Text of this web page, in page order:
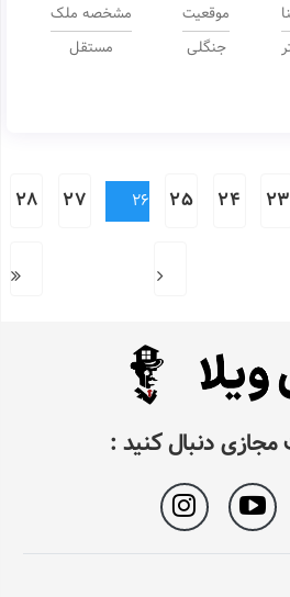
موقعیت
جنگلی
مشخصه ملک
مستقل
23
24
25
26
27
28
دنبال کنید :